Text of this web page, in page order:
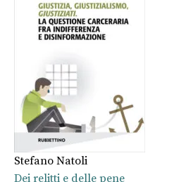
Stefano Natoli
Dei relitti e delle pene